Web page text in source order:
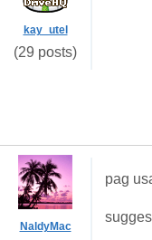
kay_utel
(29 posts)
NaldyMac
pag